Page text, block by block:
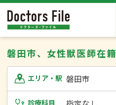
磐田市、女性獣医師在籍
エリア・駅 磐田市
診療科目